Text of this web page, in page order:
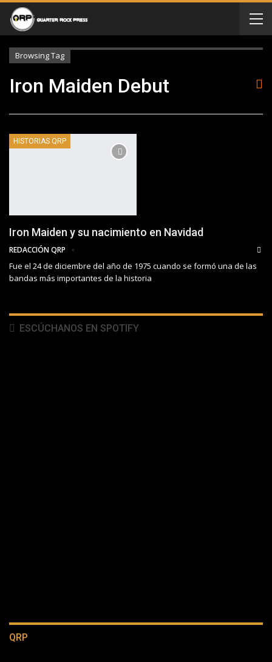
Browsing Tag
Iron Maiden Debut
HISTORIAS QRP
Iron Maiden y su nacimiento en Navidad
REDACCIÓN QRP
Fue el 24 de diciembre del año de 1975 cuando se formó una de las
bandas más importantes de la historia
ESCÚCHANOS EN SPOTIFY
QRP